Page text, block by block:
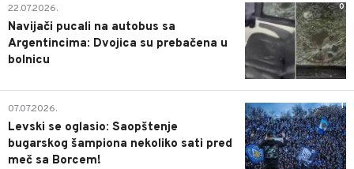
0
22.07.2026.
Navijači pucali na autobus sa
Argentincima: Dvojica su prebačena u
bolnicu
1
07.07.2026.
Levski se oglasio: Saopštenje
bugarskog šampiona nekoliko sati pred
meč sa Borcem!